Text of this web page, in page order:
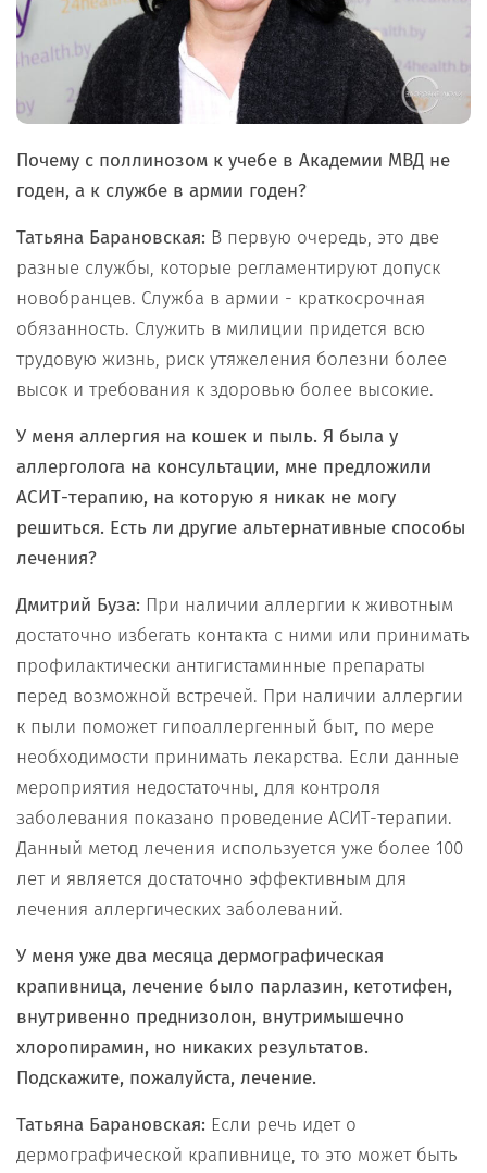
Почему с поллинозом к учебе в Академии МВД не
годен, а к службе в армии годен?
Татьяна Барановская: В первую очередь, это две
разные службы, которые регламентируют допуск
новобранцев. Служба в армии - краткосрочная
обязанность. Служить в милиции придется всю
трудовую жизнь, риск утяжеления болезни более
высок и требования к здоровью более высокие.
У меня аллергия на кошек и пыль. Я была у
аллерголога на консультации, мне предложили
АСИТ-терапию, на которую я никак не могу
решиться. Есть ли другие альтернативные способы
лечения?
Дмитрий Буза: При наличии аллергии к животным
достаточно избегать контакта с ними или принимать
профилактически антигистаминные препараты
перед возможной встречей. При наличии аллергии
к пыли поможет гипоаллергенный быт, по мере
необходимости принимать лекарства. Если данные
мероприятия недостаточны, для контроля
заболевания показано проведение АСИТ-терапии.
Данный метод лечения используется уже более 100
лет и является достаточно эффективным для
лечения аллергических заболеваний.
У меня уже два месяца дермографическая
крапивница, лечение было парлазин, кетотифен,
внутривенно преднизолон, внутримышечно
хлоропирамин, но никаких результатов.
Подскажите, пожалуйста, лечение.
Татьяна Барановская: Если речь идет о
дермографической крапивнице, то это может быть